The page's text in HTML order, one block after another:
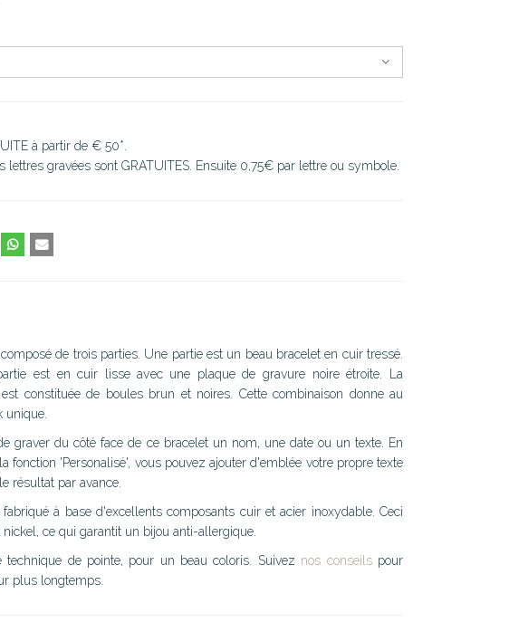
à partir de € 50*.
lettres gravées sont GRATUITES. Ensuite 0,75€ par lettre ou symbole.
de trois parties. Une partie est un beau bracelet en cuir tressé.
est en cuir lisse avec une plaque de gravure noire étroite. La
constituée de boules brun et noires. Cette combinaison donne au
unique.
graver du côté face de ce bracelet un nom, une date ou un texte. En
fonction 'Personalisé', vous pouvez ajouter d'emblée votre propre texte
résultat par avance.
à base d'excellents composants cuir et acier inoxydable. Ceci
ce qui garantit un bijou anti-allergique.
technique de pointe, pour un beau coloris. Suivez nos conseilspour
plus longtemps.